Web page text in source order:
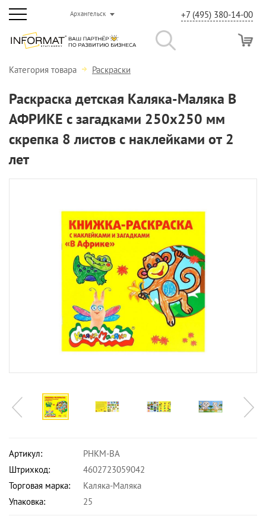
Архангельск +7 (495) 380-14-00
Категория товара Раскраски
Раскраска детская Каляка-Маляка В
АФРИКЕ с загадками 250х250 мм
скрепка 8 листов с наклейками от 2
лет
Артикул:
РНКМ-ВА
Штрихкод:
4602723059042
Торговая марка:
Каляка-Маляка
Упаковка:
25